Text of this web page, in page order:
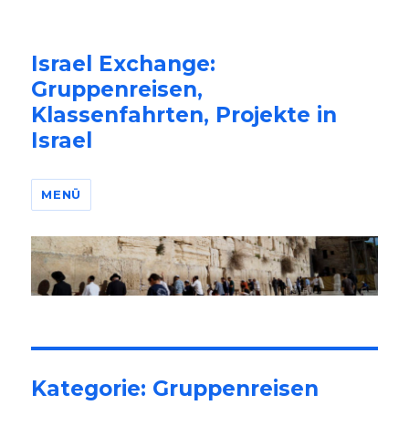
Israel Exchange:
Gruppenreisen,
Klassenfahrten, Projekte in
Israel
MENÜ
Kategorie: Gruppenreisen